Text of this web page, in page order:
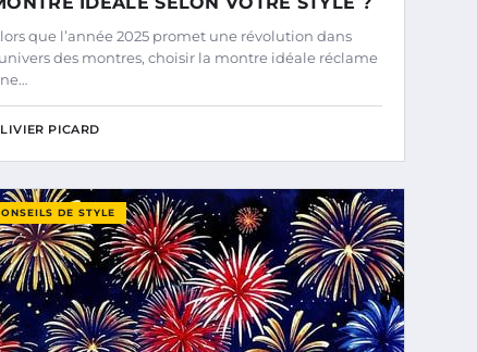
que l’année 2025 promet une révolution dans
des montres, choisir la montre idéale réclame
PICARD
DE STYLE